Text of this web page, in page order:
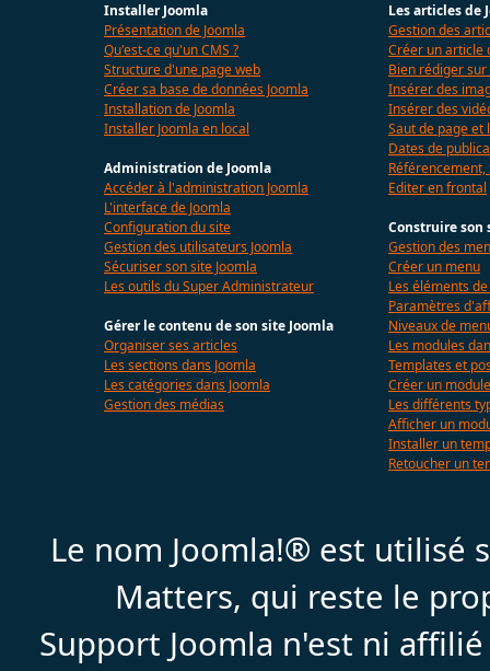
Installer Joomla
Présentation de Joomla
Qu'est-ce qu'un CMS ?
Structure d'une page web
Créer sa base de données Joomla
Installation de Joomla
Installer Joomla en local
Administration de Joomla
Accéder à l'administration Joomla
L'interface de Joomla
Configuration du site
Gestion des utilisateurs Joomla
Sécuriser son site Joomla
Les outils du Super Administrateur
Gérer le contenu de son site Joomla
Organiser ses articles
Les sections dans Joomla
Les catégories dans Joomla
Gestion des médias
Les articles de
Gestion des
Créer un article
Bien rédiger
Insérer des
Insérer des
Saut de page et
Dates de
Référencement,
Editer en frontal
Construire son
Gestion des
Créer un menu
Les éléments
Paramètres
Niveaux de
Les modules
Templates et
Créer un module
Les différents
Afficher un
Installer un
Retoucher un
Le nom Joomla!® est
Matters, qui reste le
Support Joomla n'est ni